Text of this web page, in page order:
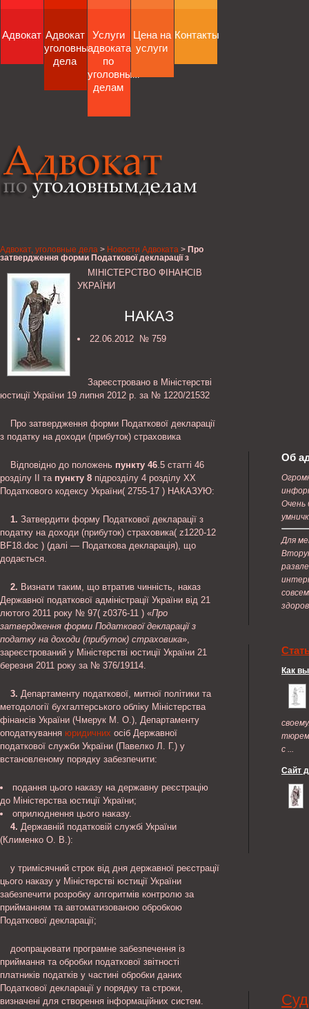
Адвокат Адвокат
уголовные
дела
Услуги
адвоката
по
уголовным
делам
Цена на
услуги
Контакты
Адвокат, уголовные дела > Новости Адвоката > Про
затвердження форми Податкової декларації з
Міністерство фінансів УкраїниМІНІСТЕРСТВО ФІНАНСІВ
УКРАЇНИ
НАКАЗ
22.06.2012 № 759
Зареєстровано в Міністерстві
юстиції України 19 липня 2012 р. за № 1220/21532
Про затвердження форми Податкової декларації
з податку на доходи (прибуток) страховика
Відповідно до положень пункту 46.5 статті 46
розділу ІІ та пункту 8 підрозділу 4 розділу XX
Податкового кодексу України( 2755-17 ) НАКАЗУЮ:
1. Затвердити форму Податкової декларації з
податку на доходи (прибуток) страховика( z1220-12
BF18.doc ) (далі — Податкова декларація), що
додається.
2. Визнати таким, що втратив чинність, наказ
Державної податкової адміністрації України від 21
лютого 2011 року № 97( z0376-11 ) «Про
затвердження форми Податкової декларації з
податку на доходи (прибуток) страховика»,
зареєстрований у Міністерстві юстиції України 21
березня 2011 року за № 376/19114.
3. Департаменту податкової, митної політики та
методології бухгалтерського обліку Міністерства
фінансів України (Чмерук М. О.), Департаменту
оподаткування юридичних осіб Державної
податкової служби України (Павелко Л. Г.) у
встановленому порядку забезпечити:
подання цього наказу на державну реєстрацію
до Міністерства юстиції України;
оприлюднення цього наказу.
4. Державній податковій службі України
(Клименко О. В.):
у тримісячний строк від дня державної реєстрації
цього наказу у Міністерстві юстиції України
забезпечити розробку алгоритмів контролю за
прийманням та автоматизованою обробкою
Податкової декларації;
доопрацювати програмне забезпечення із
приймання та обробки податкової звітності
платників податків у частині обробки даних
Податкової декларації у порядку та строки,
визначені для створення інформаційних систем.
Об
Очень
Для
Как
с ...
Сайт